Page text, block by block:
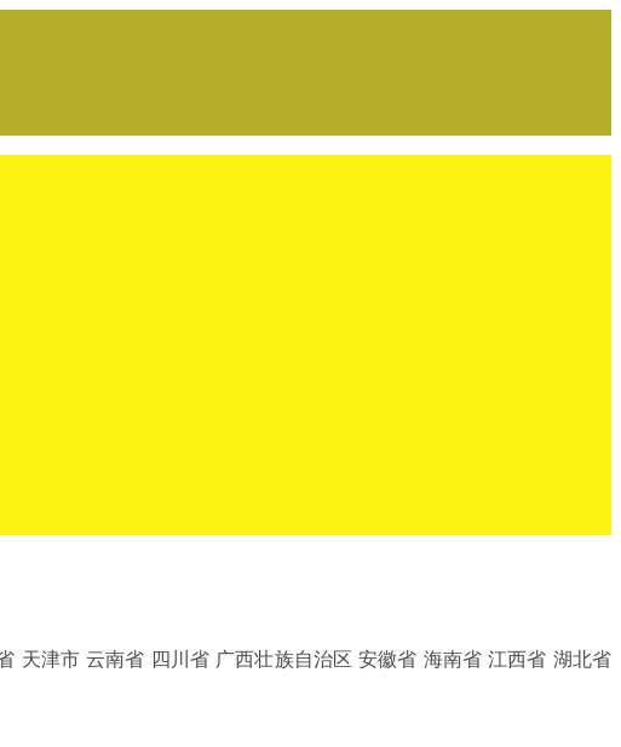
天津市 云南省 四川省 广西壮族自治区 安徽省 海南省 江西省 湖北省